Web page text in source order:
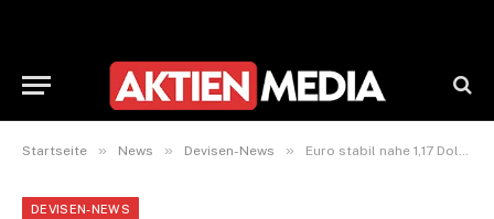
Startseite » News » Devisen-News » Euro stabil nahe 1,17 Dollar – Iran-Konflikt und US-Daten im Blick
DEVISEN-NEWS